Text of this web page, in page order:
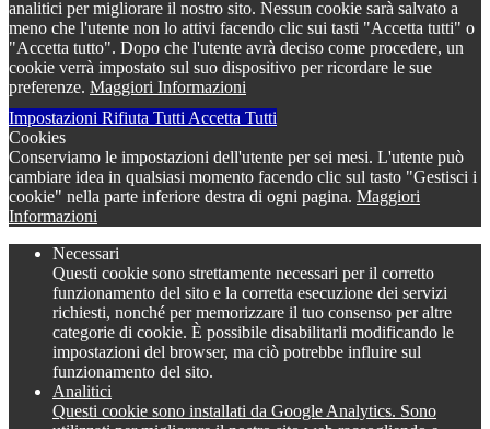
analitici per migliorare il nostro sito. Nessun cookie sarà salvato a
meno che l'utente non lo attivi facendo clic sui tasti "Accetta tutti" o
"Accetta tutto". Dopo che l'utente avrà deciso come procedere, un
cookie verrà impostato sul suo dispositivo per ricordare le sue
preferenze. Maggiori Informazioni
Impostazioni Rifiuta TuttiAccetta Tutti
Cookies
Conserviamo le impostazioni dell'utente per sei mesi. L'utente può
cambiare idea in qualsiasi momento facendo clic sul tasto "Gestisci i
cookie" nella parte inferiore destra di ogni pagina. Maggiori
Informazioni
Necessari
Questi cookie sono strettamente necessari per il corretto
funzionamento del sito e la corretta esecuzione dei servizi
richiesti, nonché per memorizzare il tuo consenso per altre
categorie di cookie. È possibile disabilitarli modificando le
impostazioni del browser, ma ciò potrebbe influire sul
funzionamento del sito.
Analitici
Questi cookie sono installati da Google Analytics. Sono